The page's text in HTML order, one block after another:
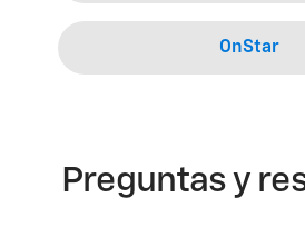
OnStar
Preguntas y